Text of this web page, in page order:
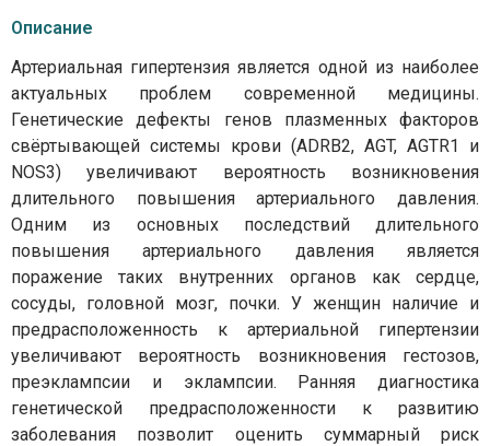
Описание
Артериальная гипертензия является одной из наиболее
актуальных проблем современной медицины.
Генетические дефекты генов плазменных факторов
свёртывающей системы крови (ADRB2, AGT, AGTR1 и
NOS3) увеличивают вероятность возникновения
длительного повышения артериального давления.
Одним из основных последствий длительного
повышения артериального давления является
поражение таких внутренних органов как сердце,
сосуды, головной мозг, почки. У женщин наличие и
предрасположенность к артериальной гипертензии
увеличивают вероятность возникновения гестозов,
преэклампсии и эклампсии. Ранняя диагностика
генетической предрасположенности к развитию
заболевания позволит оценить суммарный риск